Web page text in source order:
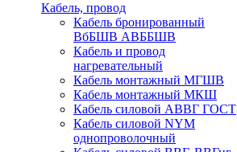
Кабель, провод
Кабель бронированный
ВбБШВ АВББШВ
Кабель и провод
нагревательный
Кабель монтажный МГШВ
Кабель монтажный МКШ
Кабель силовой АВВГ ГОСТ
Кабель силовой NYM
однопроволочный